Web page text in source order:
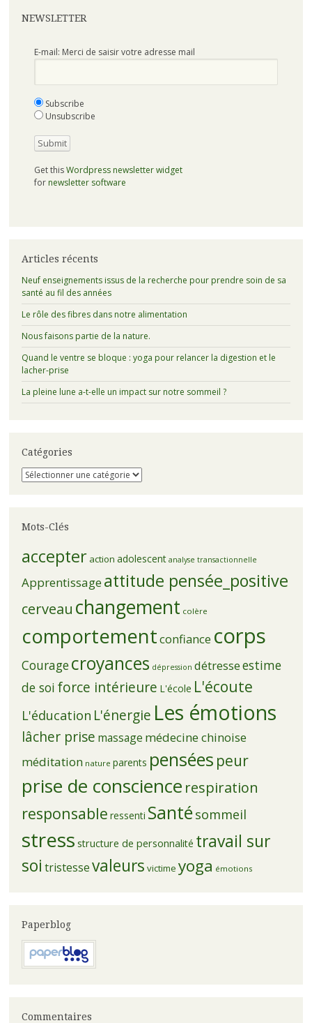
NEWSLETTER
E-mail: Merci de saisir votre adresse mail
Subscribe
Unsubscribe
Get thisWordpress newsletter widget
for newsletter software
Articles récents
Neuf enseignements issus de la recherche pour prendre soin de sa
santé au fil des années
Le rôle des fibres dans notre alimentation
Nous faisons partie de la nature.
Quand le ventre se bloque : yoga pour relancer la digestion et le
lacher-prise
La pleine lune a-t-elle un impact sur notre sommeil ?
Catégories
Catégories
Mots-Clés
accepter action adolescent analyse transactionnelle
Apprentissage attitude pensée_positive
cerveau changement colère
comportementconfiance corps
Couragecroyances dépression détresseestime
de soi force intérieure L'école L'écoute
L'éducation L'énergie Les émotions
lâcher prise massage médecine chinoise
méditation nature parents pensées peur
prise de conscience respiration
responsable ressenti Santésommeil
stress structure de personnalité travail sur
soi tristessevaleurs victime yoga émotions
Paperblog
Commentaires